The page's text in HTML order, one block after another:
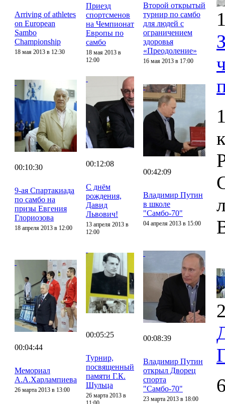
Arriving of athletes
on European
Sambo
Championship
18 мая 2013 в 12:30
Приезд
спортсменов
на Чемпионат
Европы по
самбо
18 мая 2013 в
12:00
Второй открытый
турнир по самбо
для людей с
ограничением
здоровья
«Преодоление»
16 мая 2013 в 17:00
00:10:30
9-ая Спартакиада
по самбо на
призы Евгения
Глориозова
18 апреля 2013 в 12:00
00:12:08
С днём
рождения,
Давид
Львович!
13 апреля 2013 в
12:00
00:42:09
Владимир Путин
в школе
"Самбо-70"
04 апреля 2013 в 15:00
00:04:44
Мемориал
А.А.Харлампиева
26 марта 2013 в 13:00
00:05:25
Турнир,
посвященный
памяти Г.К.
Шульца
26 марта 2013 в
00:08:39
Владимир Путин
открыл Дворец
спорта
"Самбо-70"
23 марта 2013 в 18:00